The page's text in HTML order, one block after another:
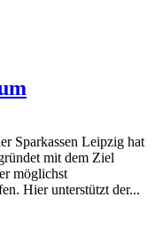
Sparkassen Leipzig hat
mit dem Ziel
möglichst
Hier unterstützt der...